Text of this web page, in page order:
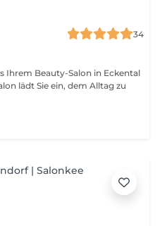
34
lädt Sie ein, dem Alltag zu